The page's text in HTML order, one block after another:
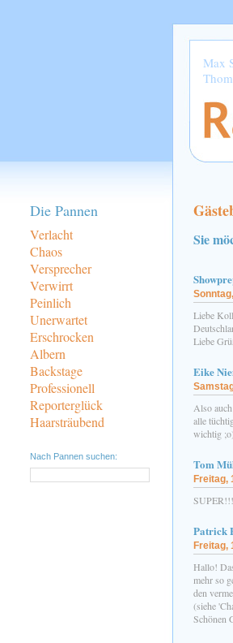
Die Pannen
Verlacht
Chaos
Versprecher
Verwirrt
Peinlich
Unerwartet
Erschrocken
Albern
Backstage
Professionell
Reporterglück
Haarsträubend
Nach Pannen suchen:
Max
Sie
Liebe
Liebe
Eike
Also
alle
wichtig
Tom
Freitag,
SUPER!!!
Patrick
Freitag,
Hallo!
mehr so
den
(siehe
Schönen